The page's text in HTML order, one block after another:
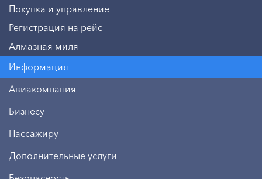
Покупка и управление
Регистрация на рейс
Алмазная миля
Информация
Авиакомпания
Бизнесу
Пассажиру
Дополнительные услуги